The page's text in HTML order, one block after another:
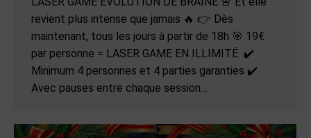
revient plus intense que jamais 🔥 👉 Dès
maintenant, tous les jours à partir de 18h 🎯 19€
par personne = LASER GAME EN ILLIMITÉ ✔️
Minimum 4 personnes et 4 parties garanties ✔️
Avec pauses entre chaque session…